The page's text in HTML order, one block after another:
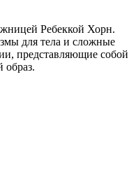
Ребеккой Хорн.
для тела и сложные
представляющие собой
образ.